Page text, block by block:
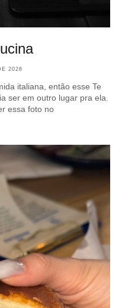
2026
italiana, então esse Te
ser em outro lugar pra ela.
essa foto no